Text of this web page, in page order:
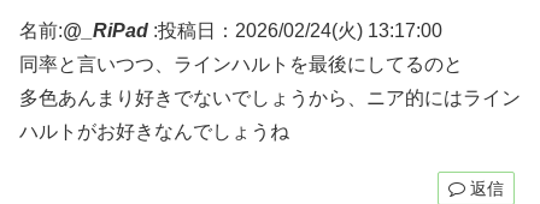
名前:@_RiPad :投稿日：2026/02/24(火) 13:17:00
同率と言いつつ、ラインハルトを最後にしてるのと
多色あんまり好きでないでしょうから、ニア的にはライン
ハルトがお好きなんでしょうね
返信